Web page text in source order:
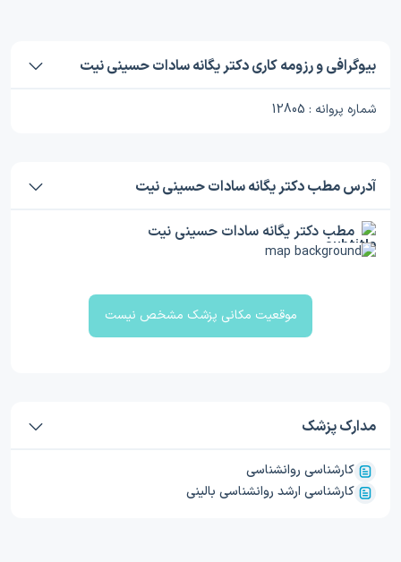
بیوگرافی و رزومه کاری دکتر یگانه سادات حسینی نیت
شماره پروانه : 12805
آدرس مطب دکتر یگانه سادات حسینی نیت
مطب دکتر یگانه سادات حسینی نیت
موقعیت مکانی پزشک مشخص نیست
مدارک پزشک
کارشناسی روانشناسی
کارشناسی ارشد روانشناسی بالینی